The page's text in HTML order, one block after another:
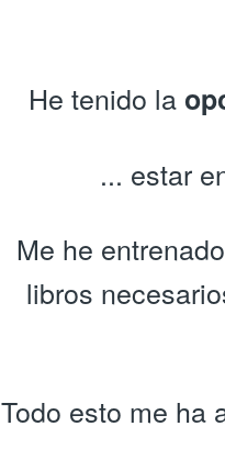
He tenido la
... estar
Me he
libros
Todo esto me ha